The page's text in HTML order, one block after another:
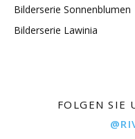
Bilderserie Sonnenblumen
Bilderserie Lawinia
FOLGEN SIE